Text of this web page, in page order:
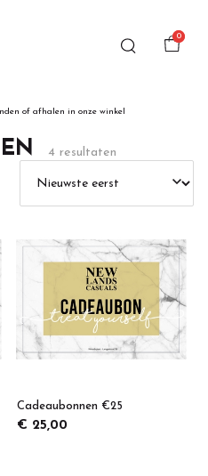
0
of afhalen in onze winkel
4 resultaten
Cadeaubonnen €25
€ 25,00